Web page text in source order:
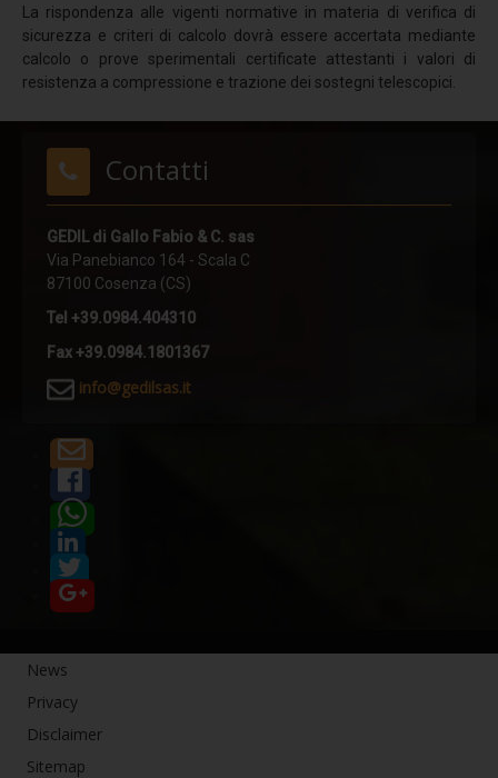
La rispondenza alle vigenti normative in materia di verifica di
sicurezza e criteri di calcolo dovrà essere accertata mediante
calcolo o prove sperimentali certificate attestanti i valori di
resistenza a compressione e trazione dei sostegni telescopici.
Contatti
GEDIL di Gallo Fabio & C. sas
Via Panebianco 164 - Scala C
87100 Cosenza (CS)
Tel +39.0984.404310
Fax +39.0984.1801367
info@gedilsas.it
News
Privacy
Disclaimer
Sitemap